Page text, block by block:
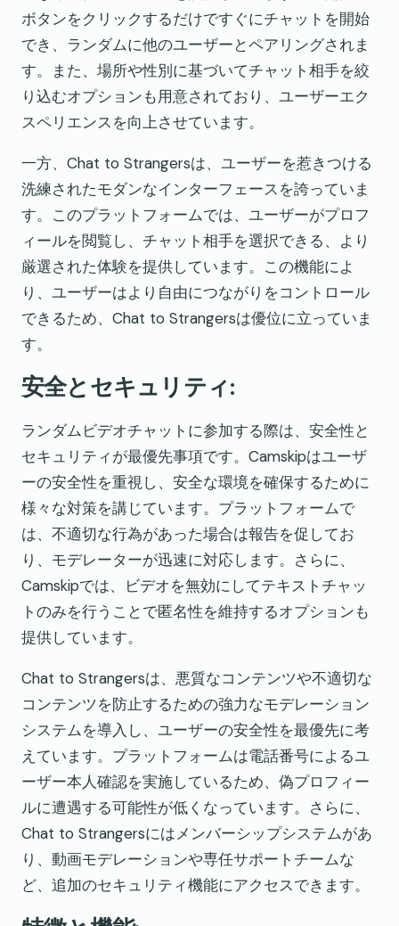
ボタンをクリックするだけですぐにチャットを開始
でき、ランダムに他のユーザーとペアリングされま
す。また、場所や性別に基づいてチャット相手を絞
り込むオプションも用意されており、ユーザーエク
スペリエンスを向上させています。
一方、Chat to Strangersは、ユーザーを惹きつける
洗練されたモダンなインターフェースを誇っていま
す。このプラットフォームでは、ユーザーがプロフ
ィールを閲覧し、チャット相手を選択できる、より
厳選された体験を提供しています。この機能によ
り、ユーザーはより自由につながりをコントロール
できるため、Chat to Strangersは優位に立っていま
す。
安全とセキュリティ:
ランダムビデオチャットに参加する際は、安全性と
セキュリティが最優先事項です。Camskipはユーザ
ーの安全性を重視し、安全な環境を確保するために
様々な対策を講じています。プラットフォームで
は、不適切な行為があった場合は報告を促してお
り、モデレーターが迅速に対応します。さらに、
Camskipでは、ビデオを無効にしてテキストチャッ
トのみを行うことで匿名性を維持するオプションも
提供しています。
Chat to Strangersは、悪質なコンテンツや不適切な
コンテンツを防止するための強力なモデレーション
システムを導入し、ユーザーの安全性を最優先に考
えています。プラットフォームは電話番号によるユ
ーザー本人確認を実施しているため、偽プロフィー
ルに遭遇する可能性が低くなっています。さらに、
Chat to Strangersにはメンバーシップシステムがあ
り、動画モデレーションや専任サポートチームな
ど、追加のセキュリティ機能にアクセスできます。